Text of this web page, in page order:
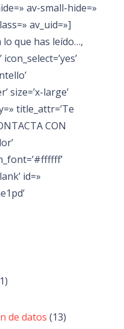
av-small-hide=»
av_uid=»]
lo que has leído…,
size=’x-large’
title_attr=’Te
CON
id=»
de datos (13)